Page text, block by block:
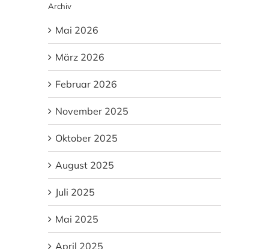
Archiv
Mai 2026
März 2026
Februar 2026
November 2025
Oktober 2025
August 2025
Juli 2025
Mai 2025
April 2025